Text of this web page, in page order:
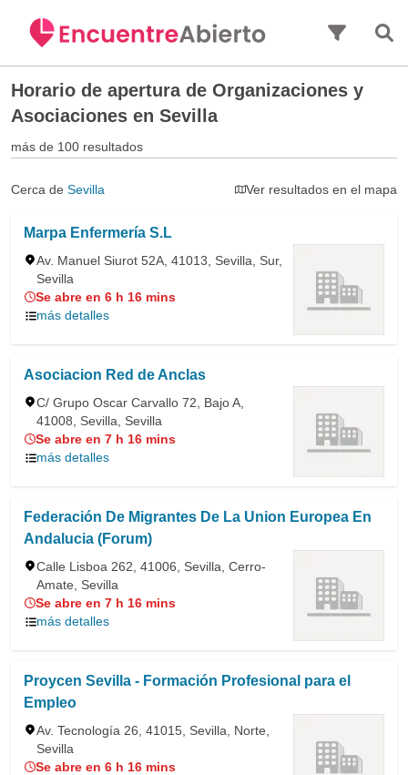
Horario de apertura de Organizaciones y
Asociaciones en Sevilla
más de 100 resultados
Cerca de Sevilla Ver resultados en el mapa
Marpa Enfermería S.L
Av. Manuel Siurot 52A, 41013, Sevilla, Sur,
Sevilla
Se abre en 6 h 16 mins
más detalles
Asociacion Red de Anclas
C/ Grupo Oscar Carvallo 72, Bajo A,
41008, Sevilla, Sevilla
Se abre en 7 h 16 mins
más detalles
Federación De Migrantes De La Union Europea En
Andalucia (Forum)
Calle Lisboa 262, 41006, Sevilla, Cerro-
Amate, Sevilla
Se abre en 7 h 16 mins
más detalles
Proycen Sevilla - Formación Profesional para el
Empleo
Av. Tecnología 26, 41015, Sevilla, Norte,
Sevilla
Se abre en 6 h 16 mins